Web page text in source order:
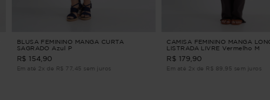
BLUSA FEMININO MANGA CURTA
SAGRADO Azul P
R$ 154,90
Em até 2x de R$ 77,45 sem juros
CAMISA FEMININO MANGA
LISTRADA LIVRE Vermelho M
R$ 179,90
Em até 2x de R$ 89,95 sem juros